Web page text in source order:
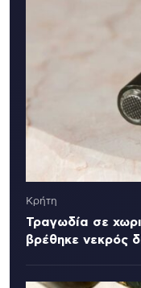
Κρήτη
Τραγωδία σε
βρέθηκε νεκρός